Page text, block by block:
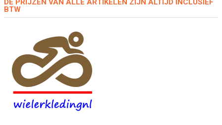
DE PRIJZEN VAN ALLE ARTIKELEN ZIJN ALTIJD INCLUSIEF
BTW